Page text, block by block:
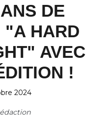
DE
"A HARD
AVEC
!
2024